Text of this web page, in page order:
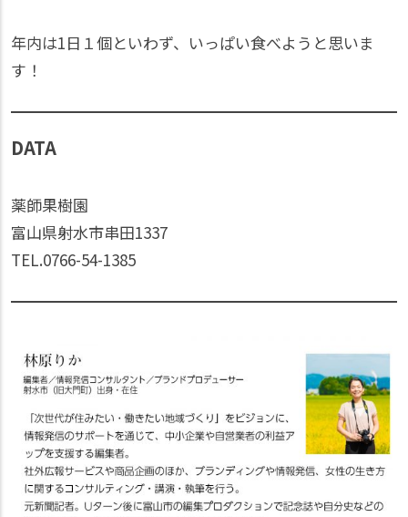
年内は1日１個といわず、いっぱい食べようと思いま
す！
DATA
薬師果樹園
富山県射水市串田1337
TEL.0766-54-1385